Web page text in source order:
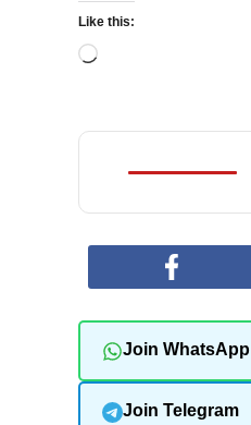
Like this:
Loading…
Join WhatsApp
Join Telegram